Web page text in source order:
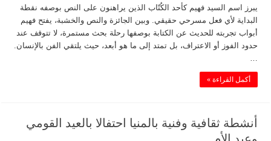
يبرز اسم السيد فهيم كأحد الكُتّاب الذين يراهنون على النص بوصفه نقطة
البداية لأي فعل مسرحي حقيقي. وبين الجائزة والنص والخشبة، يفتح فهيم
أبواب تجربته للحديث عن الكتابة بوصفها رحلة بحث مستمرة، لا تتوقف عند
حدود الفوز أو الاعتراف، بل تمتد إلى ما هو أبعد، حيث يلتقي الفن بالإنسان.
أكمل القراءة »
أنشطة ثقافية وفنية بالمنيا احتفالا بالعيد القومي